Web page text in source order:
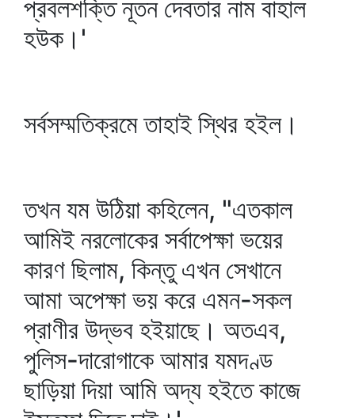
প্রবলশক্তি নূতন দেবতার নাম বাহাল
হউক।'
সর্বসম্মতিক্রমে তাহাই স্থির হইল।
তখন যম উঠিয়া কহিলেন, "এতকাল
আমিই নরলোকের সর্বাপেক্ষা ভয়ের
কারণ ছিলাম, কিন্তু এখন সেখানে
আমা অপেক্ষা ভয় করে এমন-সকল
প্রাণীর উদ্ভব হইয়াছে। অতএব,
পুলিস-দারোগাকে আমার যমদণ্ড
ছাড়িয়া দিয়া আমি অদ্য হইতে কাজে